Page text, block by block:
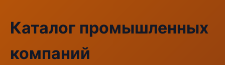
Каталог промышленных
компаний